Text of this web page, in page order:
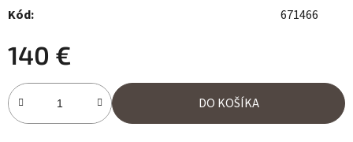
Kód: 671466
140 €
Jednotková cena:
DO KOŠÍKA